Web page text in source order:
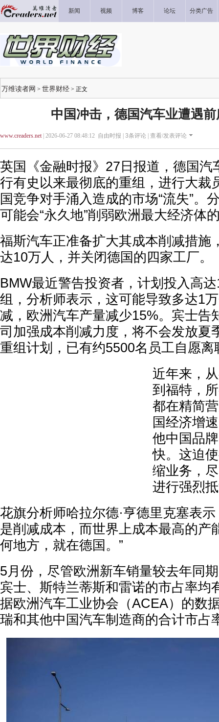
新闻 视频 博客 论坛 分类广告
万维读者网 > 世界财经 > 正文
中国冲击，德国汽车业遭遇
www.creaders.net| 2026-06-27 08:48:12 自由时报 | 3条评论 | 查看/发表评论
英国《金融时报》27日报道，德国汽
行有史以来最彻底的重组，进行大裁
国竞争对手涌入造成的市场“流失”。
可能会“永久地”削弱欧洲最大经济体
福斯汽车正准备扩大其成本削减措施
达10万人，并关闭德国的四家工厂。
BMW最近警告投资者，计划投入高
组，分析师表示，这可能导致多达1
减，欧洲汽车产量减少15%。宾士告
司加强成本削减力度，将不会发放夏
重组计划，已有约5500名员工自愿离
近年来，
到福特，
都在精简
国经济增
他中国品
快。这迫
缩业务，
进行强烈
花旗分析师哈拉尔德·亨德里克塞表
是削减成本，而世界上成本最高的产
何地方，就在德国。”
5月份，尽管欧洲新车销量较去年同
宾士、斯特兰蒂斯和雷诺的市占率均
据欧洲汽车工业协会（ACEA）的数
瑞和其他中国汽车制造商的合计市占